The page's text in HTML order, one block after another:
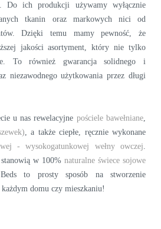
Do ich produkcji używamy wyłącznie
tkanin oraz markowych nici od
Dzięki temu mamy pewność, że
jakości asortyment, który nie tylko
To również gwarancja solidnego i
niezawodnego użytkowania przez długi
u nas rewelacyjne pościele bawełniane,
, a także ciepłe, ręcznie wykonane
- wysokogatunkowej wełny owczej.
w 100% naturalne świece sojowe
to prosty sposób na stworzenie
domu czy mieszkaniu!